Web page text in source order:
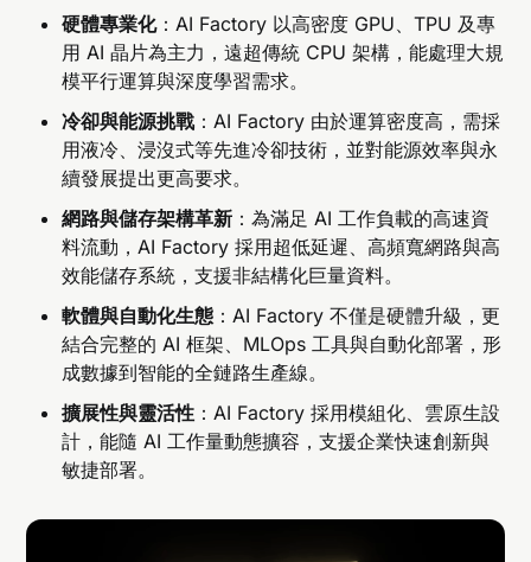
硬體專業化：AI Factory 以高密度 GPU、TPU 及專
用 AI 晶片為主力，遠超傳統 CPU 架構，能處理大規
模平行運算與深度學習需求。
冷卻與能源挑戰 ：AI Factory 由於運算密度高，需採
用液冷、浸沒式等先進冷卻技術，並對能源效率與永
續發展提出更高要求。
網路與儲存架構革新 ：為滿足 AI 工作負載的高速資
料流動，AI Factory 採用超低延遲、高頻寬網路與高
效能儲存系統，支援非結構化巨量資料。
軟體與自動化生態 ：AI Factory 不僅是硬體升級，更
結合完整的 AI 框架、MLOps 工具與自動化部署，形
成數據到智能的全鏈路生產線。
擴展性與靈活性 ：AI Factory 採用模組化、雲原生設
計，能隨 AI 工作量動態擴容，支援企業快速創新與
敏捷部署。